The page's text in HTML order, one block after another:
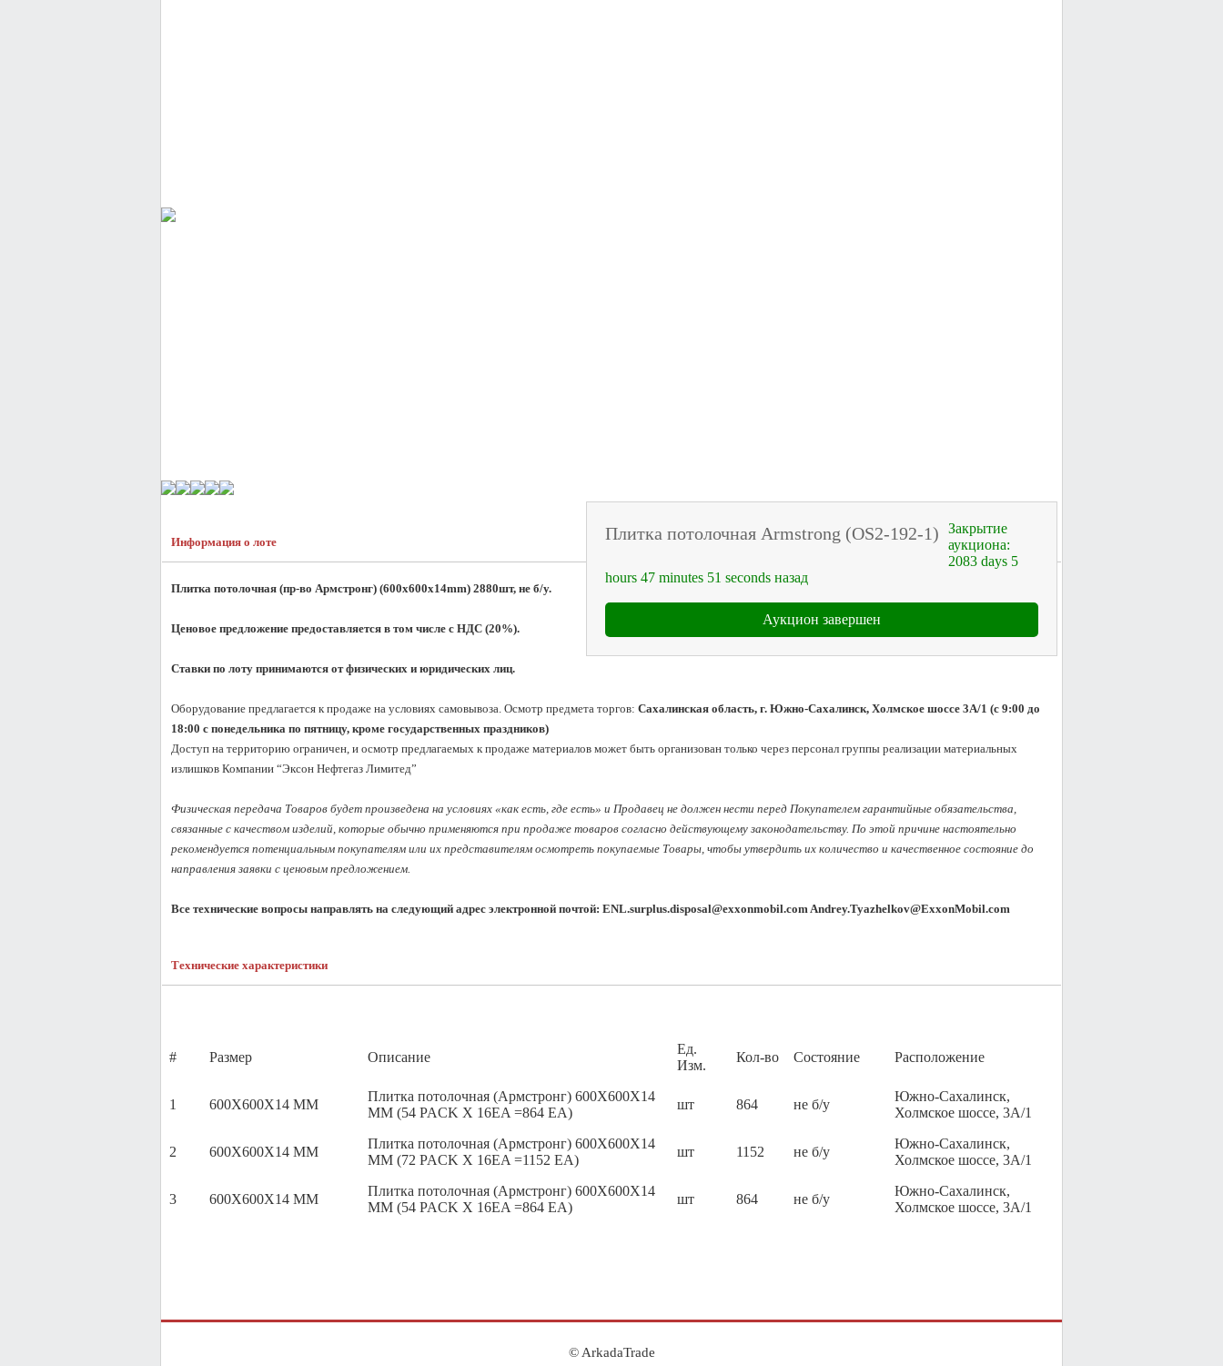
Плитка потолочная Armstrong (OS2-192-1)
Закрытие
аукциона:
2083 days 5
hours 47 minutes 51 seconds назад
Аукцион завершен
Информация о лоте
Плитка потолочная (пр-во Армстронг) (600x600x14mm) 2880шт, не б/у.
Ценовое предложение предоставляется в том числе с НДС (20%).
Ставки по лоту принимаются от физических и юридических лиц.
Оборудование предлагается к продаже на условиях самовывоза. Осмотр предмета торгов: Сахалинская область, г. Южно-Сахалинск, Холмское шоссе 3A/1 (с 9:00 до
18:00 с понедельника по пятницу, кроме государственных праздников)
Доступ на территорию ограничен, и осмотр предлагаемых к продаже материалов может быть организован только через персонал группы реализации материальных
излишков Компании “Эксон Нефтегаз Лимитед”
Физическая передача Товаров будет произведена на условиях «как есть, где есть» и Продавец не должен нести перед Покупателем гарантийные обязательства,
связанные с качеством изделий, которые обычно применяются при продаже товаров согласно действующему законодательству. По этой причине настоятельно
рекомендуется потенциальным покупателям или их представителям осмотреть покупаемые Товары, чтобы утвердить их количество и качественное состояние до
направления заявки с ценовым предложением.
Все технические вопросы направлять на следующий адрес электронной почтой: ENL.surplus.disposal@exxonmobil.comAndrey.Tyazhelkov@ExxonMobil.com
Технические характеристики
# Размер Описание
Ед.
Изм.
Кол-во Состояние Расположение
1 600X600X14 MM
Плитка потолочная (Армстронг) 600X600X14
MM (54 PACK X 16EA =864 EA)
шт 864 не б/у
Южно-Сахалинск,
Холмское шоссе, 3А/1
2 600X600X14 MM
Плитка потолочная (Армстронг) 600X600X14
MM (72 PACK X 16EA =1152 EA)
шт 1152 не б/у
Южно-Сахалинск,
Холмское шоссе, 3А/1
3 600X600X14 MM
Плитка потолочная (Армстронг) 600X600X14
MM (54 PACK X 16EA =864 EA)
шт 864 не б/у
Южно-Сахалинск,
Холмское шоссе, 3А/1
© ArkadaTrade